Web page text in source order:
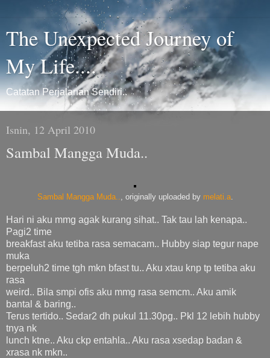
The Unexpected Journey of
My Life....
Catatan Perjalanan Sendiri..
Isnin, 12 April 2010
Sambal Mangga Muda..
Sambal Mangga Muda.. , originally uploaded by melati.a.
Hari ni aku mmg agak kurang sihat.. Tak tau lah kenapa..
Pagi2 time
breakfast aku tetiba rasa semacam.. Hubby siap tegur nape
muka
berpeluh2 time tgh mkn bfast tu.. Aku xtau knp tp tetiba aku
rasa
weird.. Bila smpi ofis aku mmg rasa semcm.. Aku amik
bantal & baring..
Terus tertido.. Sedar2 dh pukul 11.30pg.. Pkl 12 lebih hubby
tnya nk
lunch ktne.. Aku ckp entahla.. Aku rasa xsedap badan &
xrasa nk mkn..